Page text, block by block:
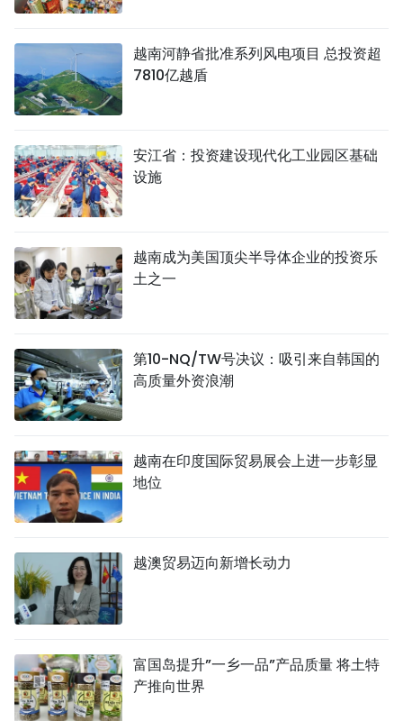
越南河静省批准系列风电项目 总投资超
7810亿越盾
安江省：投资建设现代化工业园区基础
设施
越南成为美国顶尖半导体企业的投资乐
土之一
第10-NQ/TW号决议：吸引来自韩国的
高质量外资浪潮
越南在印度国际贸易展会上进一步彰显
地位
越澳贸易迈向新增长动力
富国岛提升”一乡一品”产品质量 将土特
产推向世界